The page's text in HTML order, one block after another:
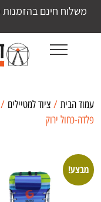
עמוד הבית / ציוד למטיילים /
פלדה-כחול ירוק
מבצע!